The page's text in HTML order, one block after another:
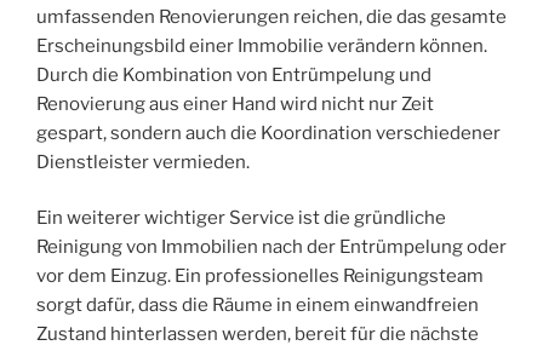
umfassenden Renovierungen reichen, die das gesamte
Erscheinungsbild einer Immobilie verändern können.
Durch die Kombination von Entrümpelung und
Renovierung aus einer Hand wird nicht nur Zeit
gespart, sondern auch die Koordination verschiedener
Dienstleister vermieden.
Ein weiterer wichtiger Service ist die gründliche
Reinigung von Immobilien nach der Entrümpelung oder
vor dem Einzug. Ein professionelles Reinigungsteam
sorgt dafür, dass die Räume in einem einwandfreien
Zustand hinterlassen werden, bereit für die nächste